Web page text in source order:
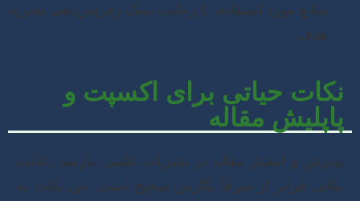
منابع مورد استفاده، با رعایت سبک رفرنس‌دهی نشریه
هدف.
نکات حیاتی برای اکسپت و
پاپلیش مقاله
پذیرش و انتشار مقاله در نشریات علمی نیازمند رعایت
نکاتی فراتر از صرفاً نگارش صحیح است. این نکات به